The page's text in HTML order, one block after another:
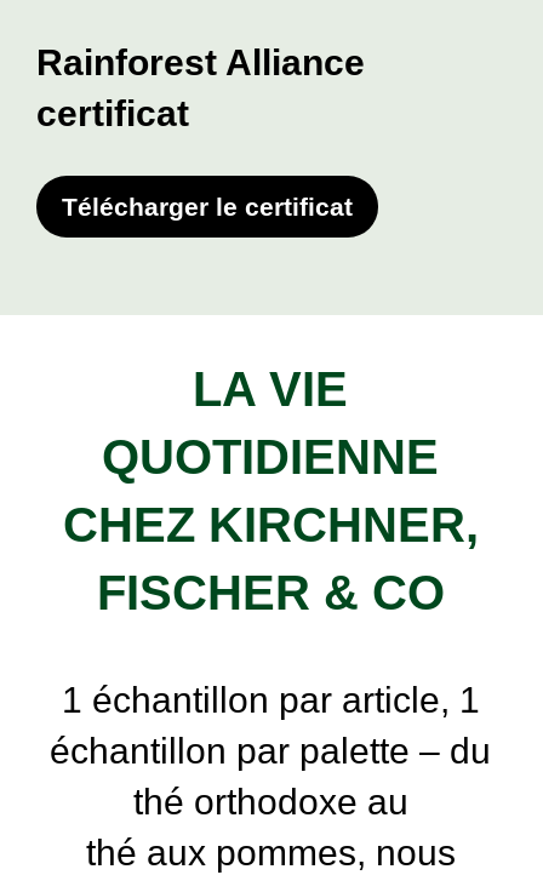
Rainforest Alliance
certificat
Télécharger le certificat
LA VIE
QUOTIDIENNE
CHEZ KIRCHNER,
FISCHER & CO
1 échantillon par article, 1
échantillon par palette – du
thé orthodoxe au
thé aux pommes, nous